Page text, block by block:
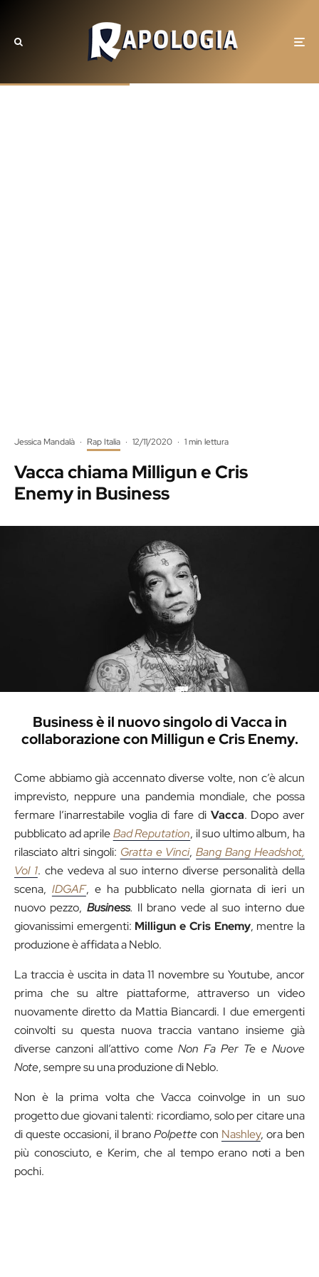
Jessica Mandalà · Rap Italia · 12/11/2020 · 1 min lettura
Vacca chiama Milligun e Cris
Enemy in Business
Business è il nuovo singolo di Vacca in
collaborazione con Milligun e Cris Enemy.
Come abbiamo già accennato diverse volte, non c’è alcun
imprevisto, neppure una pandemia mondiale, che possa
fermare l’inarrestabile voglia di fare di Vacca. Dopo aver
pubblicato ad aprileBad Reputation, il suo ultimo album, ha
rilasciato altri singoli: Gratta e Vinci,Bang Bang Headshot,
Vol 1. che vedeva al suo interno diverse personalità della
scena, IDGAF, e ha pubblicato nella giornata di ieri un
nuovo pezzo, Business. Il brano vede al suo interno due
giovanissimi emergenti: Milligun e Cris Enemy, mentre la
produzione è affidata a Neblo.
La traccia è uscita in data 11 novembre su Youtube, ancor
prima che su altre piattaforme, attraverso un video
nuovamente diretto da Mattia Biancardi. I due emergenti
coinvolti su questa nuova traccia vantano insieme già
diverse canzoni all’attivo come Non Fa Per TeeNuove
Note, sempre su una produzione di Neblo.
Non è la prima volta che Vacca coinvolge in un suo
progetto due giovani talenti: ricordiamo, solo per citare una
di queste occasioni, il branoPolpettecon Nashley, ora ben
più conosciuto, e Kerim, che al tempo erano noti a ben
pochi.